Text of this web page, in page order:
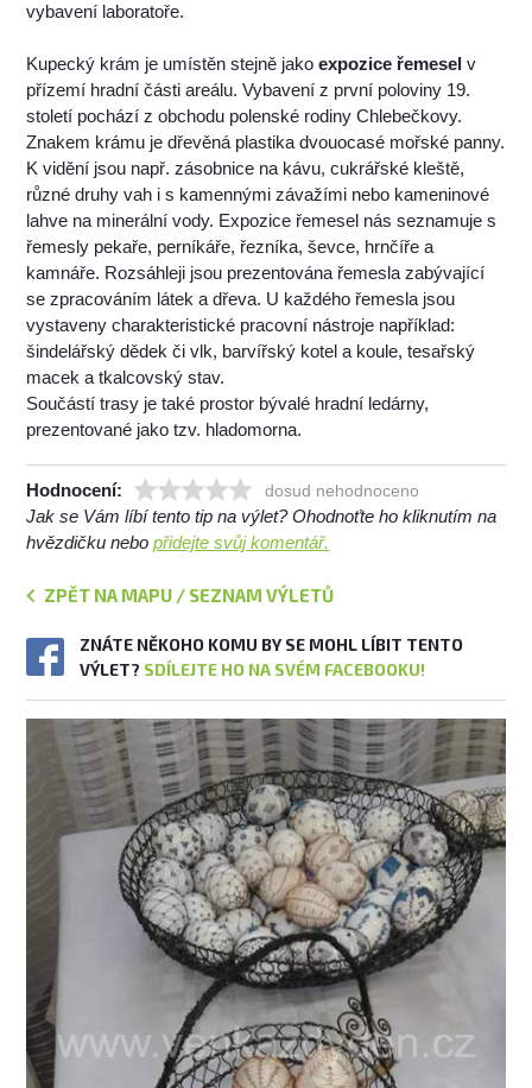
vybavení laboratoře.
Kupecký krám je umístěn stejně jakoexpozice řemesel v
přízemí hradní části areálu. Vybavení z první poloviny 19.
století pochází z obchodu polenské rodiny Chlebečkovy.
Znakem krámu je dřevěná plastika dvouocasé mořské panny.
K vidění jsou např. zásobnice na kávu, cukrářské kleště,
různé druhy vah i s kamennými závažími nebo kameninové
lahve na minerální vody. Expozice řemesel nás seznamuje s
řemesly pekaře, perníkáře, řezníka, ševce, hrnčíře a
kamnáře. Rozsáhleji jsou prezentována řemesla zabývající
se zpracováním látek a dřeva. U každého řemesla jsou
vystaveny charakteristické pracovní nástroje například:
šindelářský dědek či vlk, barvířský kotel a koule, tesařský
macek a tkalcovský stav.
Součástí trasy je také prostor bývalé hradní ledárny,
prezentované jako tzv. hladomorna.
Hodnocení: dosud nehodnoceno
Jak se Vám líbí tento tip na výlet? Ohodnoťte ho kliknutím na
hvězdičku nebopřidejte svůj komentář.
ZPĚT NA MAPU / SEZNAM VÝLETŮ
ZNÁTE NĚKOHO KOMU BY SE MOHL LÍBIT TENTO
VÝLET? SDÍLEJTE HO NA SVÉM FACEBOOKU!